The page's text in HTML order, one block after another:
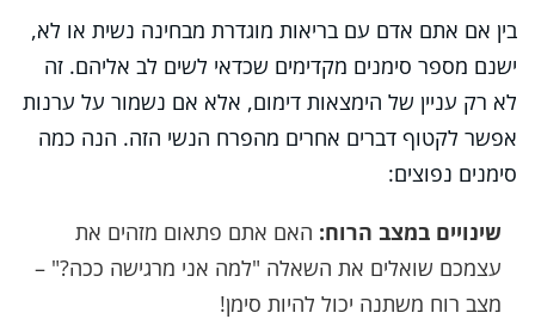
בין אם אתם אדם עם בריאות מוגדרת מבחינה נשית או לא,
ישנם מספר סימנים מקדימים שכדאי לשים לב אליהם. זה
לא רק עניין של הימצאות דימום, אלא אם נשמור על ערנות
אפשר לקטוף דברים אחרים מהפרח הנשי הזה. הנה כמה
סימנים נפוצים:
שינויים במצב הרוח: האם אתם פתאום מזהים את
עצמכם שואלים את השאלה "למה אני מרגישה ככה?" –
מצב רוח משתנה יכול להיות סימן!